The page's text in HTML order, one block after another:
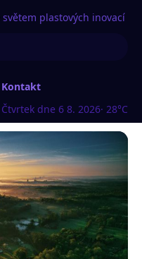
plastových inovací
Kontakt
dne 6 8. 2026· 28°C